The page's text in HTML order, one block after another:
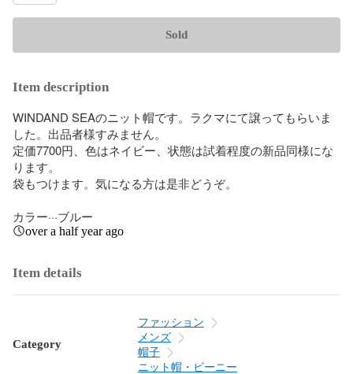
Sold
Item description
WINDAND SEAのニット帽です。ラクマにて譲ってもらいま
した。出品者様すみません。
定価7700円、色はネイビー、状態は試着程度の新品同様にな
ります。
袋もつけます。気になる方は是非どうぞ。
カラー···ブルー
over a half year ago
Item details
Category
ファッション
メンズ
帽子
ニット帽・ビーニー